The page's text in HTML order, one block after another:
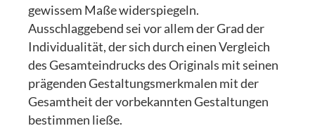
gewissem Maße widerspiegeln.
Ausschlaggebend sei vor allem der Grad der
Individualität, der sich durch einen Vergleich
des Gesamteindrucks des Originals mit seinen
prägenden Gestaltungsmerkmalen mit der
Gesamtheit der vorbekannten Gestaltungen
bestimmen ließe.